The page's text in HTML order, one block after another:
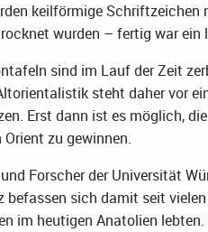
keilförmige
wurden – fertig war
sind im Lauf der Zeit
steht daher vor
Erst dann ist es möglich,
zu gewinnen.
Forscher der Universität
befassen sich damit seit
im heutigen Anatolien